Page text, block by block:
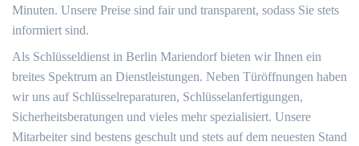
Minuten. Unsere Preise sind fair und transparent, sodass Sie stets
informiert sind.
Als Schlüsseldienst in Berlin Mariendorf bieten wir Ihnen ein
breites Spektrum an Dienstleistungen. Neben Türöffnungen haben
wir uns auf Schlüsselreparaturen, Schlüsselanfertigungen,
Sicherheitsberatungen und vieles mehr spezialisiert. Unsere
Mitarbeiter sind bestens geschult und stets auf dem neuesten Stand